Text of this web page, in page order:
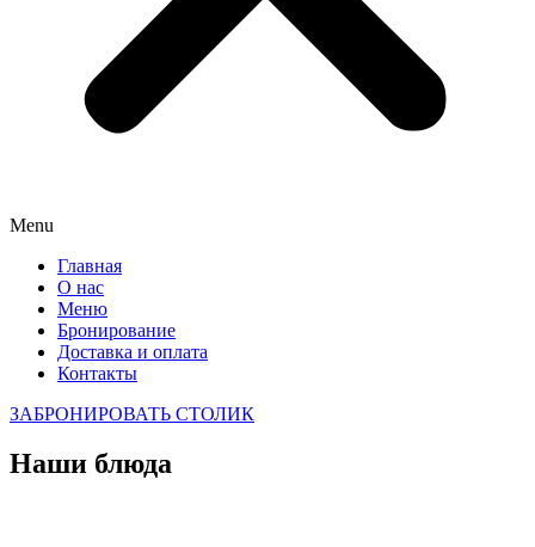
Menu
Главная
О нас
Меню
Бронирование
Доставка и оплата
Контакты
ЗАБРОНИРОВАТЬ СТОЛИК
Наши блюда